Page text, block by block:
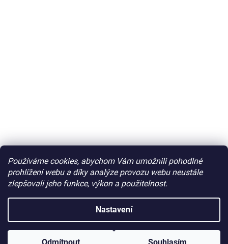
Používáme cookies, abychom Vám umožnili pohodlné
prohlížení webu a díky analýze provozu webu neustále
zlepšovali jeho funkce, výkon a použitelnost.
Nastavení